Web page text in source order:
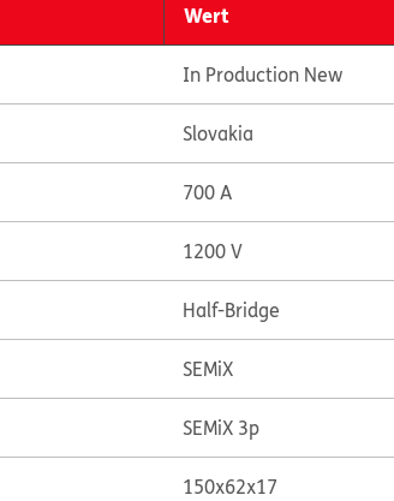
Wert
In Production New
Slovakia
700 A
1200 V
Half-Bridge
SEMiX
SEMiX 3p
150x62x17